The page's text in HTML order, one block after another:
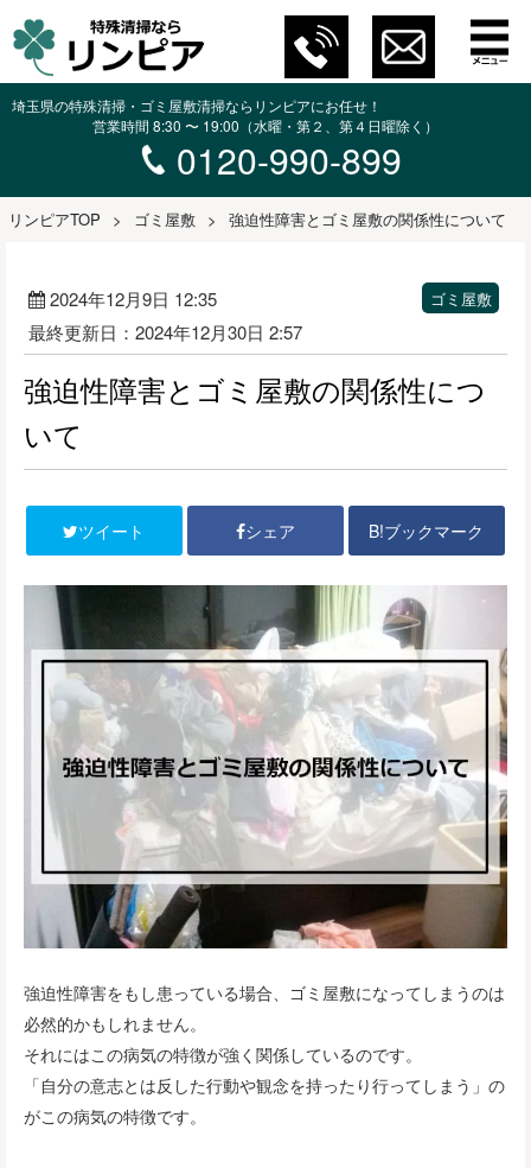
埼玉県の特殊清掃・ゴミ屋敷清掃ならリンピアにお任せ！
営業時間 8:30 〜 19:00（水曜・第２、第４日曜除く）
0120-990-899
リンピアTOP > ゴミ屋敷 > 強迫性障害とゴミ屋敷の関係性について
2024年12月9日 12:35
最終更新日：2024年12月30日 2:57
ゴミ屋敷
強迫性障害とゴミ屋敷の関係性につ
いて
ツイート シェア B!ブックマーク
強迫性障害をもし患っている場合、ゴミ屋敷になってしまうのは
必然的かもしれません。
それにはこの病気の特徴が強く関係しているのです。
「自分の意志とは反した行動や観念を持ったり行ってしまう」の
がこの病気の特徴です。